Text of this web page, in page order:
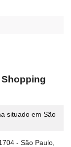
situado em São
- São Paulo,